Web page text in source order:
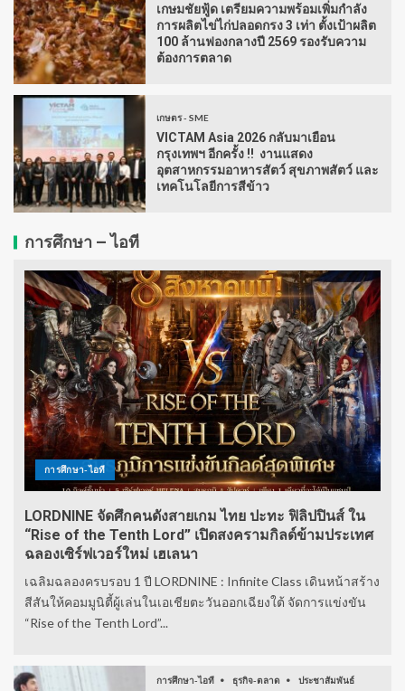
เกษมชัยฟู้ด เตรียมความพร้อมเพิ่มกำลัง
การผลิตไข่ไก่ปลอดกรง 3 เท่า ตั้งเป้าผลิต
100 ล้านฟองกลางปี 2569 รองรับความ
ต้องการตลาด
เกษตร - SME
VICTAM Asia 2026 กลับมาเยือน
กรุงเทพฯ อีกครั้ง !! งานแสดง
อุตสาหกรรมอาหารสัตว์ สุขภาพสัตว์ และ
เทคโนโลยีการสีข้าว
การศึกษา – ไอที
การศึกษา-ไอที
LORDNINE จัดศึกคนดังสายเกม ไทย ปะทะ ฟิลิปปินส์ ใน
“Rise of the Tenth Lord” เปิดสงครามกิลด์ข้ามประเทศ
ฉลองเซิร์ฟเวอร์ใหม่ เฮเลนา
เฉลิมฉลองครบรอบ 1 ปี LORDNINE : Infinite Class เดินหน้าสร้าง
สีสันให้คอมมูนิตี้ผู้เล่นในเอเชียตะวันออกเฉียงใต้ จัดการแข่งขัน
“Rise of the Tenth Lord”...
การศึกษา-ไอที ธุรกิจ-ตลาด ประชาสัมพันธ์